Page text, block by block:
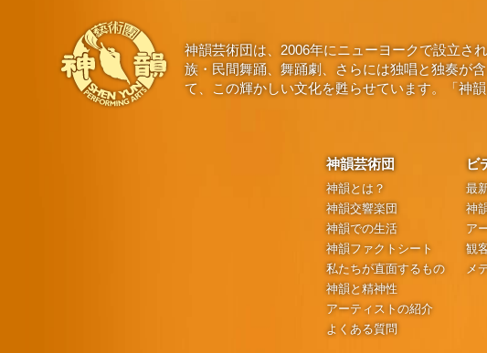
神韻芸術団は、2006年にニューヨークで設立さ
族・民間舞踊、舞踊劇、さらには独唱と独奏が
て、この輝かしい文化を甦らせています。「神
神韻芸術団
神韻とは？
神韻交響楽団
神韻での生活
神韻ファクトシート
私たちが直面するもの
神韻と精神性
アーティストの紹介
よくある質問
ビ
最
神
ア
観
メ